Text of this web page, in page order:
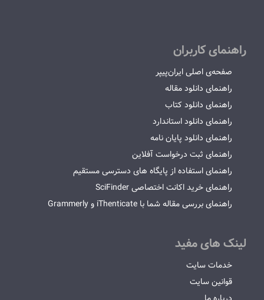
راهنمای کاربران
صفحه‌ی اصلی ایران‌پیپر
راهنمای دانلود مقاله
راهنمای دانلود کتاب
راهنمای دانلود استاندارد
راهنمای دانلود پایان نامه
راهنمای ثبت درخواست آفلاین
راهنمای استفاده از پایگاه های دسترسی مستقیم
راهنمای خرید اکانت اختصاصی SciFinder
راهنمای بررسی مقاله شما با iThenticate و Grammerly
لینک های مفید
خدمات سایت
قوانین سایت